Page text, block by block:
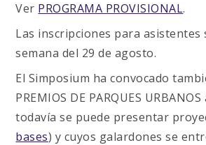
Ver PROGRAMA PROVISIONAL.
Las inscripciones para asistentes
semana del 29 de agosto.
El Simposium ha convocado
PREMIOS DE PARQUES
todavía se puede presentar
bases) y cuyos galardones se